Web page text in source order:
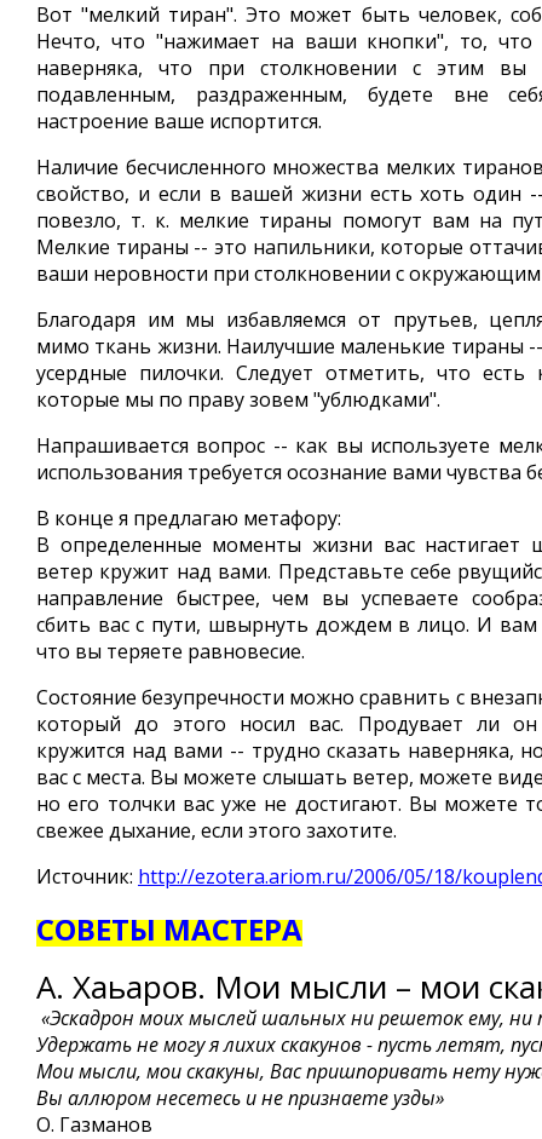
Вот "мелкий тиран". Это может быть человек,
Нечто, что "нажимает на ваши кнопки", то, что
наверняка, что при столкновении с этим вы
подавленным, раздраженным, будете вне
настроение ваше испортится.
Наличие бесчисленного множества мелких
свойство, и если в вашей жизни есть хоть один
повезло, т. к. мелкие тираны помогут вам на
Мелкие тираны -- это напильники, которые
ваши неровности при столкновении с
Благодаря им мы избавляемся от прутьев,
мимо ткань жизни. Наилучшие маленькие тираны
усердные пилочки. Следует отметить, что есть
которые мы по праву зовем "ублюдками".
Напрашивается вопрос -- как вы используете
использования требуется осознание вами чувства
В конце я предлагаю метафору:
В определенные моменты жизни вас настигает
ветер кружит над вами. Представьте себе
направление быстрее, чем вы успеваете
сбить вас с пути, швырнуть дождем в лицо. И вам
что вы теряете равновесие.
Состояние безупречности можно сравнить с
который до этого носил вас. Продувает ли
кружится над вами -- трудно сказать наверняка,
вас с места. Вы можете слышать ветер, можете
но его толчки вас уже не достигают. Вы можете
свежее дыхание, если этого захотите.
Источник: http://ezotera.ariom.ru/2006/05/18/
СОВЕТЫ МАСТЕРА
А. Хаьаров. Мои мысли – мои
«Эскадрон моих мыслей шальных ни решеток ему, ни
Удержать не могу я лихих скакунов - пусть летят,
Мои мысли, мои скакуны, Вас пришпоривать нету
Вы аллюром несетесь и не признаете узды»
О. Газманов